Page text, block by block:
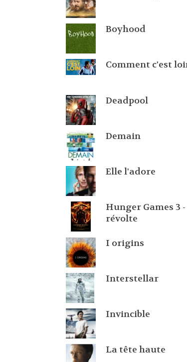
Boyhood
Comment c'est
Deadpool
Demain
Elle l'adore
Hunger Games 3
révolte
I origins
Interstellar
Invincible
La tête haute